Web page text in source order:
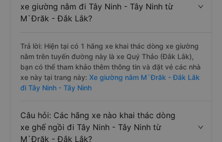
xe giường nằm đi Tây Ninh - Tây Ninh từ
M`Đrăk - Đắk Lắk?
Trả lời: Hiện tại có 1 hãng xe khai thác dòng xe giường
nằm trên tuyến đường này là xe Quý Thảo (Đắk Lắk),
bạn có thể tham khảo thêm thông tin và đặt vé các nhà
xe này tại trang này: Xe giường nằm M`Đrăk - Đắk Lắk
đi Tây Ninh - Tây Ninh
Câu hỏi: Các hãng xe nào khai thác dòng
xe ghế ngồi đi Tây Ninh - Tây Ninh từ
M`Đrăk - Đắk Lắk?